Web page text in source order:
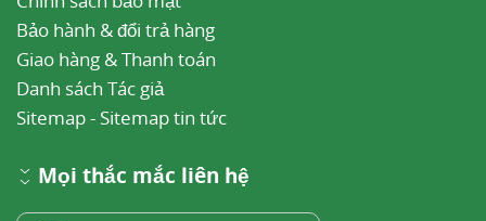
Bảo hành & đổi trả hàng
Giao hàng & Thanh toán
Danh sách Tác giả
Sitemap- Sitemap tin tức
Mọi thắc mắc liên hệ